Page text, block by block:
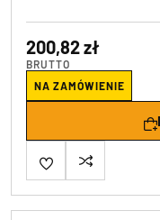
200,82 zł
BRUTTO
NA ZAMÓWIENIE